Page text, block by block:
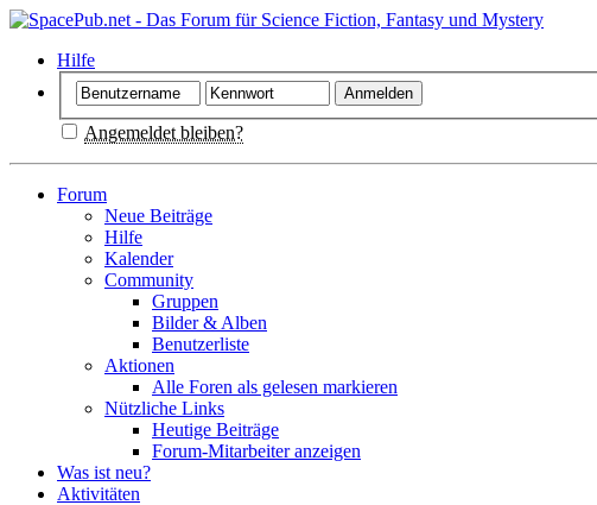
Hilfe
Angemeldet bleiben?
Forum
Neue Beiträge
Hilfe
Kalender
Community
Gruppen
Bilder & Alben
Benutzerliste
Aktionen
Alle Foren als gelesen markieren
Nützliche Links
Heutige Beiträge
Forum-Mitarbeiter anzeigen
Was ist neu?
Aktivitäten